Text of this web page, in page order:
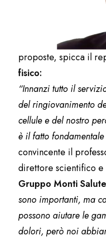
proposte, spicca il
fisico:
“Innanzi tutto il
del ringiovanimento
cellule e del nostro
è il fatto
convincente il
direttore scientifico
Gruppo Monti
sono importanti, ma
possono aiutare le
dolori, però noi